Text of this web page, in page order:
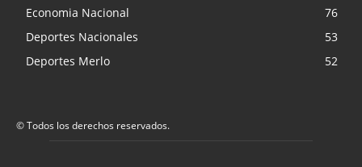
Economia Nacional
76
Deportes Nacionales
53
Deportes Merlo
52
© Todos los derechos reservados.